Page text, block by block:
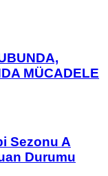
MÜCADELE
Sezonu A
Durumu